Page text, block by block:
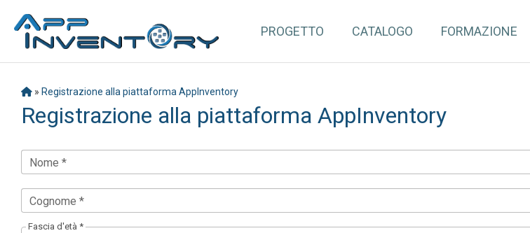
PROGETTO CATALOGO FORMAZIONE
» Registrazione alla piattaforma AppInventory
Registrazione alla piattaforma AppInventory
Nome *
Cognome *
Fascia d'età *